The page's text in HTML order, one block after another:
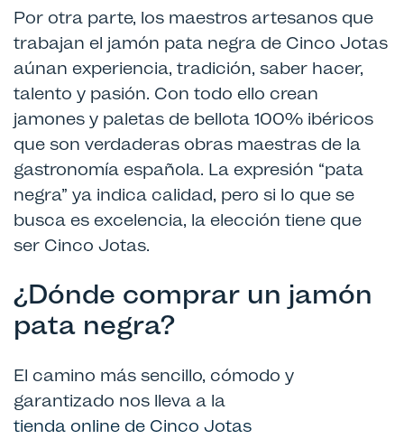
Por otra parte, los maestros artesanos que
trabajan el jamón pata negra de Cinco Jotas
aúnan experiencia, tradición, saber hacer,
talento y pasión. Con todo ello crean
jamones y paletas de bellota 100% ibéricos
que son verdaderas obras maestras de la
gastronomía española. La expresión “pata
negra” ya indica calidad, pero si lo que se
busca es excelencia, la elección tiene que
ser Cinco Jotas.
¿Dónde comprar un jamón
pata negra?
El camino más sencillo, cómodo y
garantizado nos lleva a la
tienda online de Cinco Jotas